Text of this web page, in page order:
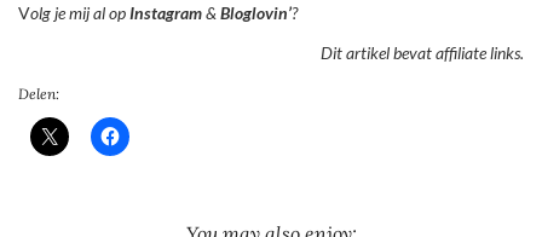
Volg je mij al opInstagram& Bloglovin’?
Dit artikel bevat affiliate links.
Delen: